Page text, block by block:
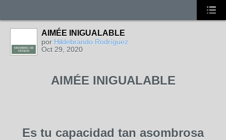
MIEMBRO DE
HONOR
AIMÉE INIGUALABLE
por Hildebrando Rodríguez
Oct 29, 2020
AIMÉE INIGUALABLE
Es tu capacidad tan asombrosa